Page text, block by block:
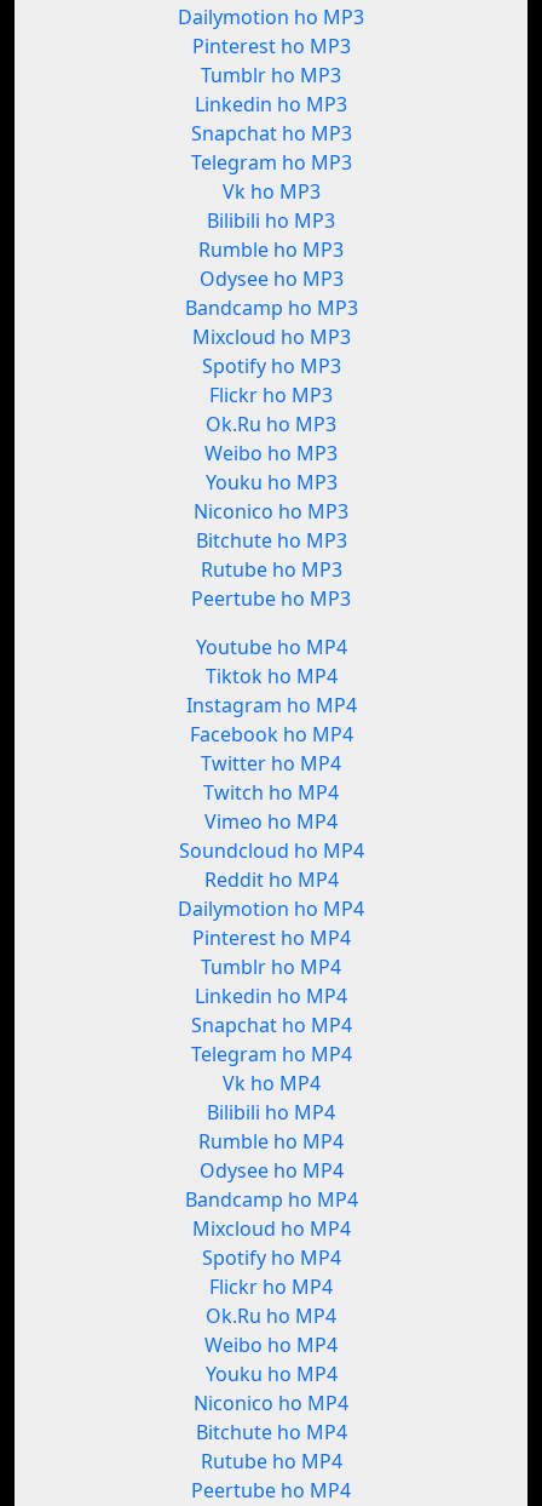
Dailymotion ho MP3
Pinterest ho MP3
Tumblr ho MP3
Linkedin ho MP3
Snapchat ho MP3
Telegram ho MP3
Vk ho MP3
Bilibili ho MP3
Rumble ho MP3
Odysee ho MP3
Bandcamp ho MP3
Mixcloud ho MP3
Spotify ho MP3
Flickr ho MP3
Ok.Ru ho MP3
Weibo ho MP3
Youku ho MP3
Niconico ho MP3
Bitchute ho MP3
Rutube ho MP3
Peertube ho MP3
Youtube ho MP4
Tiktok ho MP4
Instagram ho MP4
Facebook ho MP4
Twitter ho MP4
Twitch ho MP4
Vimeo ho MP4
Soundcloud ho MP4
Reddit ho MP4
Dailymotion ho MP4
Pinterest ho MP4
Tumblr ho MP4
Linkedin ho MP4
Snapchat ho MP4
Telegram ho MP4
Vk ho MP4
Bilibili ho MP4
Rumble ho MP4
Odysee ho MP4
Bandcamp ho MP4
Mixcloud ho MP4
Spotify ho MP4
Flickr ho MP4
Ok.Ru ho MP4
Weibo ho MP4
Youku ho MP4
Niconico ho MP4
Bitchute ho MP4
Rutube ho MP4
Peertube ho MP4